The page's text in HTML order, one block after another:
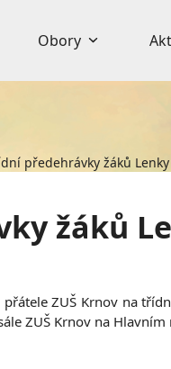
Obory
předehrávky žáků
žáků
ZUŠ Krnov na
ZUŠ Krnov na Hlavním